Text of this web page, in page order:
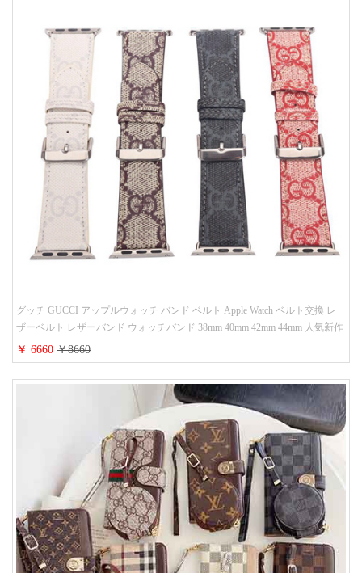
グッチ GUCCI アップルウォッチ バンド ベルト Apple Watch ベルト交換 レ
ザーベルト レザーバンド ウォッチバンド 38mm 40mm 42mm 44mm 人気新作
￥ 6660￥8660